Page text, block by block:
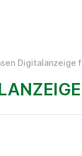
Digitalanzeige